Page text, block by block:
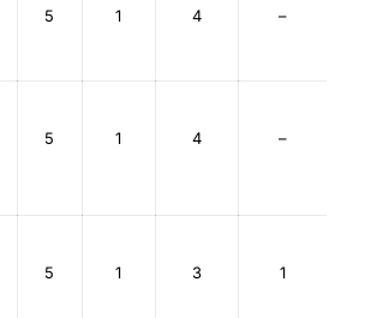
5 1 4 –
5 1 4 –
5 1 3 1